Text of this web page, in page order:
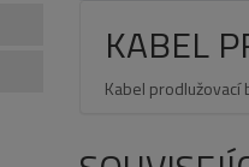
KABEL
Kabel